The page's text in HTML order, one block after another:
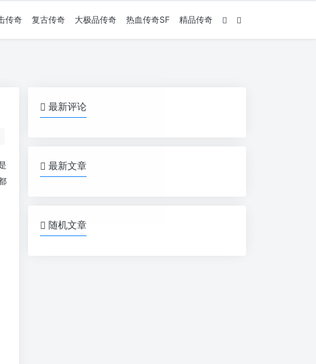
传奇 复古传奇 大极品传奇 热血传奇SF 精品传奇
最新评论
最新文章
随机文章